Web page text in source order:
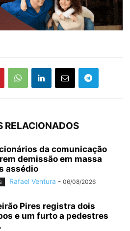
RELACIONADOS
da comunicação
demissão em massa
assédio
Rafael Ventura - 06/08/2026
Pires registra dois
e um furto a pedestres